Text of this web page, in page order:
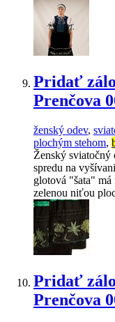
Pridať
Prenčova
ženský odev,
plochým stehom,
Ženský
spredu na
glotová "šata"
zelenou niťou
Pridať
Prenčova